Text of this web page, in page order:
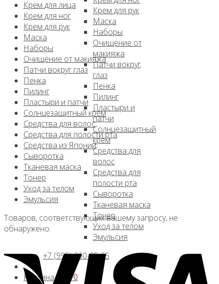
Крем для рук
Маска
Наборы
Очищение от
макияжа
Патчи вокруг
глаз
Пенка
Пилинг
Пластыри и
патчи
Солнцезащитный
крем
Средства для
волос
Средства для
полости рта
Сыворотка
Тканевая маска
Тонер
Уход за телом
Эмульсия
+7 (995) 260-85-65
Корзина /
0
Крем для лица
Крем для ног
Крем для рук
Маска
Наборы
Очищение от макияжа
Патчи вокруг глаз
Пенка
Пилинг
Пластыри и патчи
Солнцезащитный крем
Средства для волос
Средства для полости рта
Средства из Японии
Сыворотка
Тканевая маска
Тонер
Уход за телом
Эмульсия
Товаров, соответствующих вашему запросу, не
обнаружено.